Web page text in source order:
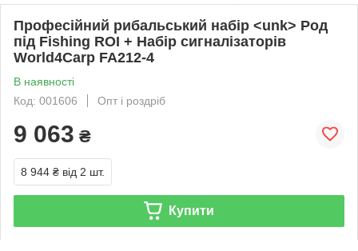
Професійний рибальський набір <unk> Род
під Fishing ROI + Набір сигналізаторів
World4Carp FA212-4
В наявності
Код: 001606
Опт і роздріб
9 063 ₴
8 944 ₴ від 2 шт.
Купити